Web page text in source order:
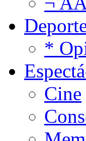
*
Cine